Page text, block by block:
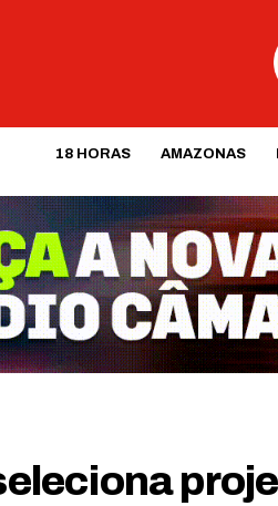
18 HORAS AMAZONAS